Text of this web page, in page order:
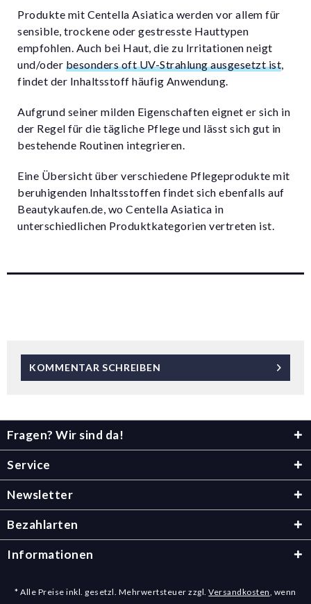
Produkte mit Centella Asiatica werden vor allem für
sensible, trockene oder gestresste Hauttypen
empfohlen. Auch bei Haut, die zu Irritationen neigt
und/oder besonders oft UV-Strahlung ausgesetzt ist,
findet der Inhaltsstoff häufig Anwendung.
Aufgrund seiner milden Eigenschaften eignet er sich in
der Regel für die tägliche Pflege und lässt sich gut in
bestehende Routinen integrieren.
Eine Übersicht über verschiedene Pflegeprodukte mit
beruhigenden Inhaltsstoffen findet sich ebenfalls auf
Beautykaufen.de, wo Centella Asiatica in
unterschiedlichen Produktkategorien vertreten ist.
KOMMENTAR SCHREIBEN
Fragen? Wir sind da!
Service
Newsletter
Bezahlarten
Informationen
* Alle Preise inkl. gesetzl. Mehrwertsteuer zzgl.Versandkosten, wenn